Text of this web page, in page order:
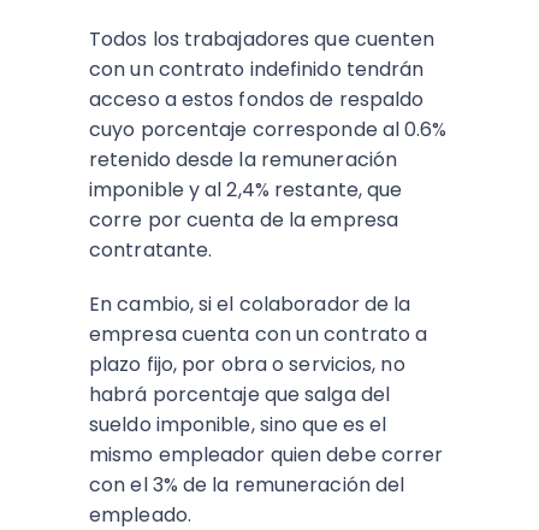
Todos los trabajadores que cuenten
con un contrato indefinido tendrán
acceso a estos fondos de respaldo
cuyo porcentaje corresponde al 0.6%
retenido desde la remuneración
imponible y al 2,4% restante, que
corre por cuenta de la empresa
contratante.
En cambio, si el colaborador de la
empresa cuenta con un contrato a
plazo fijo, por obra o servicios, no
habrá porcentaje que salga del
sueldo imponible, sino que es el
mismo empleador quien debe correr
con el 3% de la remuneración del
empleado.